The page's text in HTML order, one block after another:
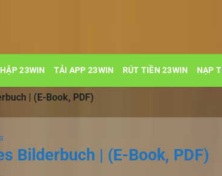
23WIN TẢI APP 23WIN RÚT TIỀN 23WIN NẠP
| (E-Book, PDF)
Bilderbuch | (E-Book, PDF)